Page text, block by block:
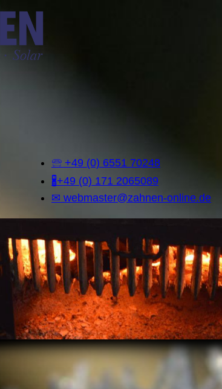
🕾 +49 (0) 6551 70248
🖁+49 (0) 171 2065089
✉ webmaster@zahnen-online.de